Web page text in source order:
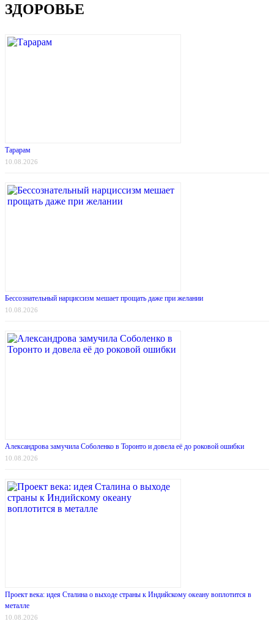
ЗДОРОВЬЕ
Тарарам
10.08.2026
Бессознательный нарциссизм мешает прощать даже при желании
10.08.2026
Александрова замучила Соболенко в Торонто и довела её до роковой ошибки
10.08.2026
Проект века: идея Сталина о выходе страны к Индийскому океану воплотится в
металле
10.08.2026